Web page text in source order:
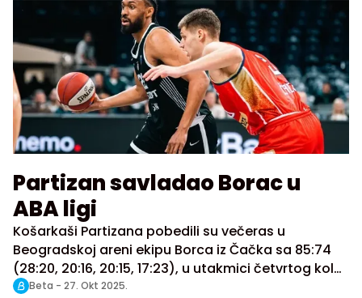
Partizan savladao Borac u
ABA ligi
Košarkaši Partizana pobedili su večeras u
Beogradskoj areni ekipu Borca iz Čačka sa 85:74
(28:20, 20:16, 20:15, 17:23), u utakmici četvrtog kola
Grupe A ABA lige.
Beta - 27. Okt 2025.